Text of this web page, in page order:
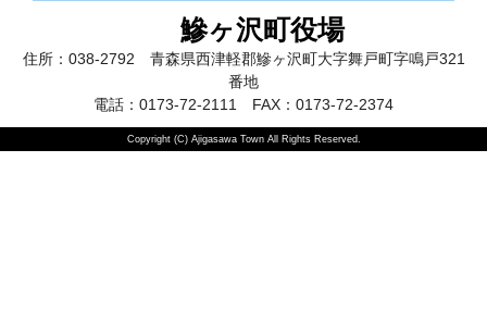
鰺ヶ沢町役場
住所：038-2792 青森県西津軽郡鰺ヶ沢町大字舞戸町字鳴戸321
番地
電話：0173-72-2111 FAX：0173-72-2374
Copyright (C) Ajigasawa Town All Rights Reserved.